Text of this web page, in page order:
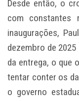
Desde então, o
com constantes
inaugurações,
dezembro de
da entrega, o que
tentar conter os
o governo